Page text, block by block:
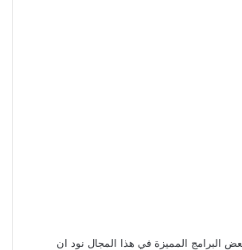
البرامج المميزة في هذا المجال نود ان